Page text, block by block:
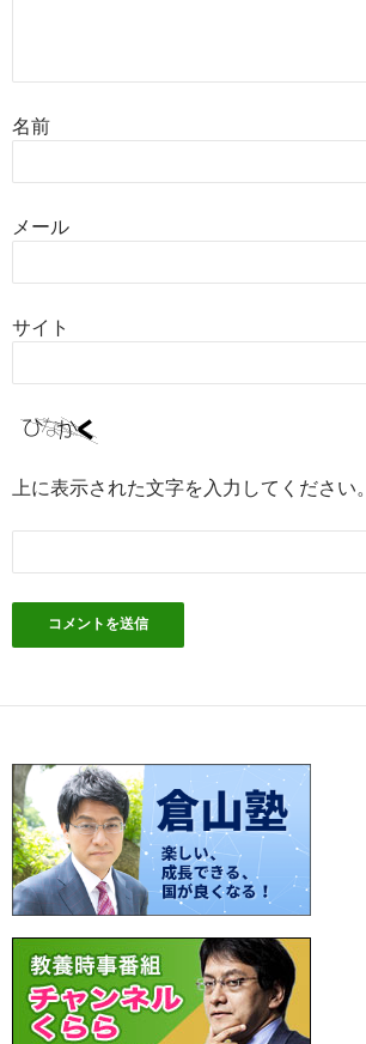
名前
メール
サイト
上に表示された文字を入力してください。